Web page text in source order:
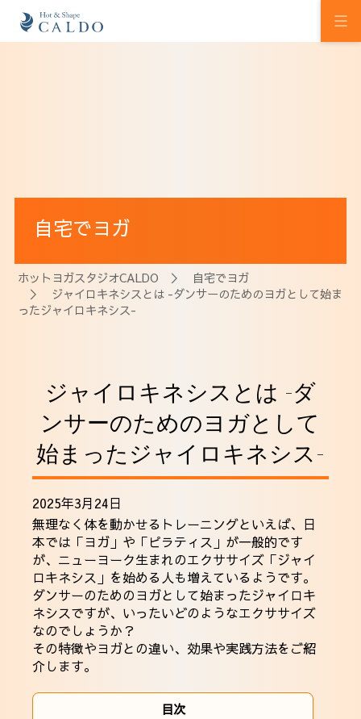
スタジオを探す
プログラム
料金
ウェルチケ
採用情報
自宅でヨガ
ホットヨガスタジオCALDO ＞ 自宅でヨガ
＞ ジャイロキネシスとは -ダンサーのためのヨガとして始ま
ったジャイロキネシス-
ジャイロキネシスとは -ダ
ンサーのためのヨガとして
始まったジャイロキネシス-
2025年3月24日
無理なく体を動かせるトレーニングといえば、日
本では「ヨガ」や「ピラティス 」が一般的です
が、ニューヨーク生まれのエクササイズ「ジャイ
ロキネシス」を始める人も増えているようです。
ダンサーのためのヨガとして始まったジャイロキ
ネシスですが、いったいどのようなエクササイズ
なのでしょうか？
その特徴やヨガとの違い、効果や実践方法をご紹
介します。
目次